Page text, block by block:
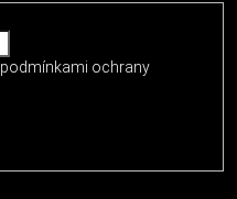
podmínkami ochrany